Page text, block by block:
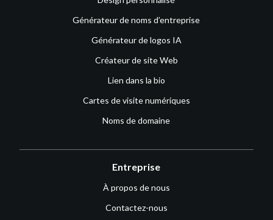
Générateur de noms d’entreprise
Générateur de logos IA
Créateur de site Web
Lien dans la bio
Cartes de visite numériques
Noms de domaine
Entreprise
À propos de nous
Contactez-nous